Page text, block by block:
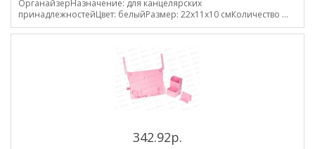
ОрганайзерНазначение: для канцелярских
принадлежностейЦвет: белыйРазмер: 22х11х10 смКоличество ...
342.92р.